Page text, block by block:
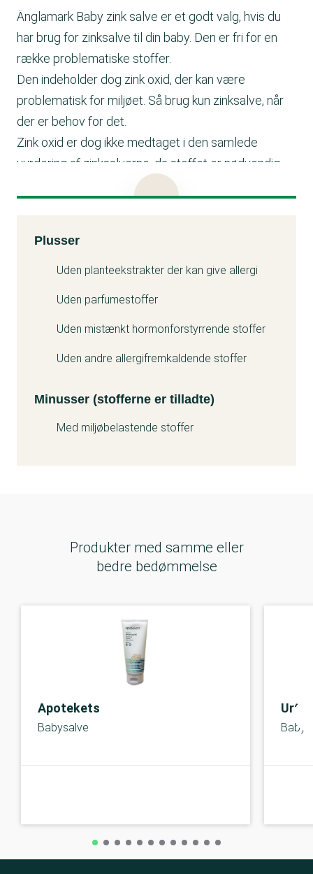
Änglamark Baby zink salve er et godt valg, hvis du
har brug for zinksalve til din baby. Den er fri for en
række problematiske stoffer.
Den indeholder dog zink oxid, der kan være
problematisk for miljøet. Så brug kun zinksalve, når
der er behov for det.
Zink oxid er dog ikke medtaget i den samlede
vurdering af zinksalverne, da stoffet er nødvendig
for at få salvens udtørrende funktion.
Kemitest
Plusser
Uden planteekstrakter der kan give allergi
Uden parfumestoffer
Uden mistænkt hormonforstyrrende stoffer
Uden andre allergifremkaldende stoffer
Minusser (stofferne er tilladte)
Med miljøbelastende stoffer
Produkter med samme eller
bedre bedømmelse
Apotekets
Babysalve